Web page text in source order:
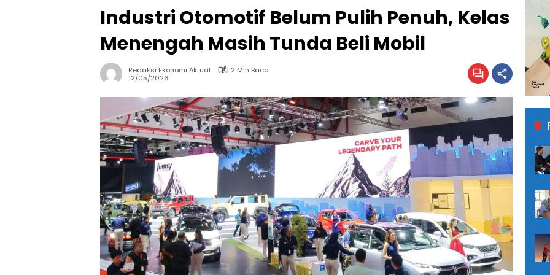
Industri Otomotif Belum Pulih Penuh, Kelas
Menengah Masih Tunda Beli Mobil
Redaksi Ekonomi Aktual
2 Min Baca
12/05/2026